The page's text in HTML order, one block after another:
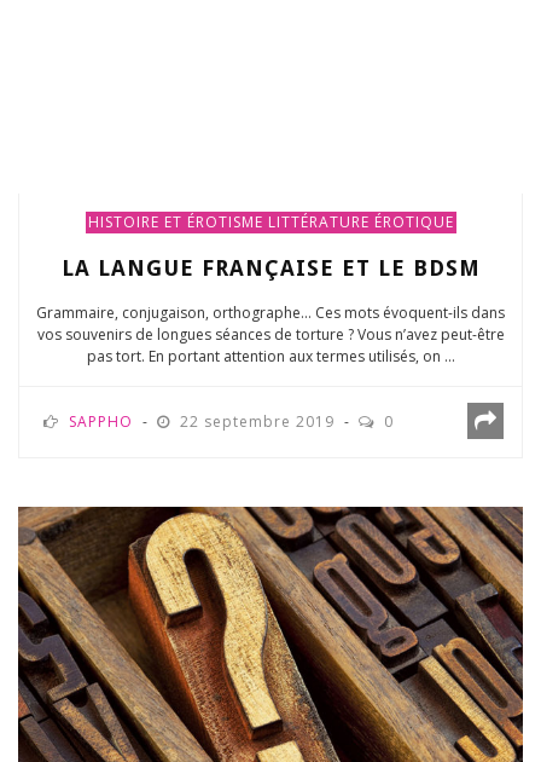
HISTOIRE ET ÉROTISME LITTÉRATURE ÉROTIQUE
LA LANGUE FRANÇAISE ET LE BDSM
Grammaire, conjugaison, orthographe… Ces mots évoquent-ils dans
vos souvenirs de longues séances de torture ? Vous n’avez peut-être
pas tort. En portant attention aux termes utilisés, on ...
SAPPHO 22 septembre 2019 0